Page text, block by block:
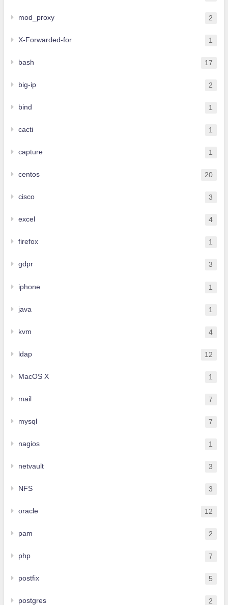
mod_proxy 2
X-Forwarded-for 1
bash 17
big-ip 2
bind 1
cacti 1
capture 1
centos 20
cisco 3
excel 4
firefox 1
gdpr 3
iphone 1
java 1
kvm 4
ldap 12
MacOS X 1
mail 7
mysql 7
nagios 1
netvault 3
NFS 3
oracle 12
pam 2
php 7
postfix 5
postgres 2